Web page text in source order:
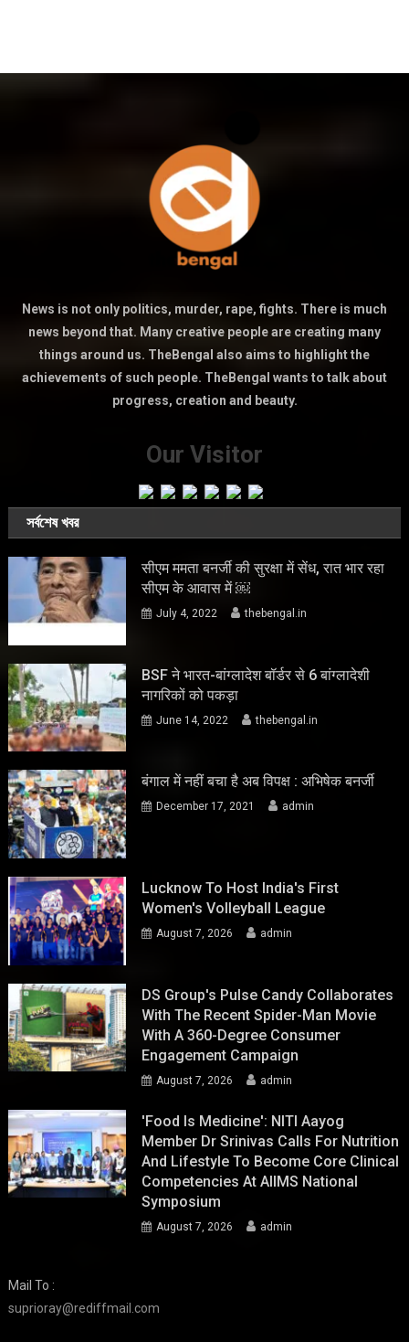
News is not only politics, murder, rape, fights. There is much
news beyond that. Many creative people are creating many
things around us. TheBengal also aims to highlight the
achievements of such people. TheBengal wants to talk about
progress, creation and beauty.
Our Visitor
সর্বশেষ খবর
सीएम ममता बनर्जी की सुरक्षा में सेंध, रात भार रहा
सीएम के आवास में ￼
July 4, 2022 thebengal.in
BSF ने भारत-बांग्लादेश बॉर्डर से 6 बांग्लादेशी
नागरिकों को पकड़ा
June 14, 2022 thebengal.in
बंगाल में नहीं बचा है अब विपक्ष : अभिषेक बनर्जी
December 17, 2021 admin
Lucknow To Host India's First
Women's Volleyball League
August 7, 2026 admin
DS Group's Pulse Candy Collaborates
With The Recent Spider-Man Movie
With A 360-Degree Consumer
Engagement Campaign
August 7, 2026 admin
'Food Is Medicine': NITI Aayog
Member Dr Srinivas Calls For Nutrition
And Lifestyle To Become Core Clinical
Competencies At AIIMS National
Symposium
August 7, 2026 admin
Mail To :
suprioray@rediffmail.com